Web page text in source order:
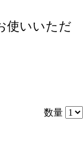
使いいただ
数量